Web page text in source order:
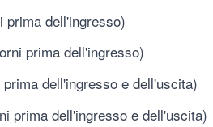
prima dell'ingresso)
prima dell'ingresso)
dell'ingresso e dell'uscita)
prima dell'ingresso e dell'uscita)